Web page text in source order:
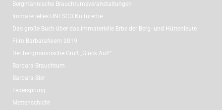
Bergmännische Brauchtumsveranstaltungen
Immaterielles UNESCO Kulturerbe
Das große Buch über das immaterielle Erbe der Berg- und Hüttenleute
Film Barbarafeiern 2019
Der bergmännische Gruß „Glück Auf!“
Barbara-Brauchtum
Barbara-Bier
Ledersprung
Mettenschicht